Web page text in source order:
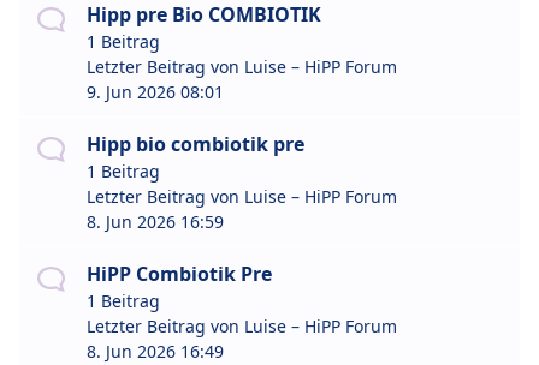
Hipp pre Bio COMBIOTIK
1 Beitrag
Letzter Beitrag von Luise – HiPP Forum
9. Jun 2026 08:01
Hipp bio combiotik pre
1 Beitrag
Letzter Beitrag von Luise – HiPP Forum
8. Jun 2026 16:59
HiPP Combiotik Pre
1 Beitrag
Letzter Beitrag von Luise – HiPP Forum
8. Jun 2026 16:49